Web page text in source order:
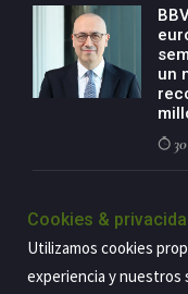
un
Cookies &
Utilizamos cookies
experiencia y nuestros